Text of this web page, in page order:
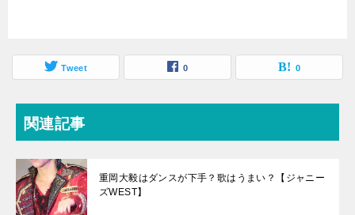
Tweet 0 0
関連記事
重岡大毅はダンスが下手？歌はうまい？【ジャニー
ズWEST】